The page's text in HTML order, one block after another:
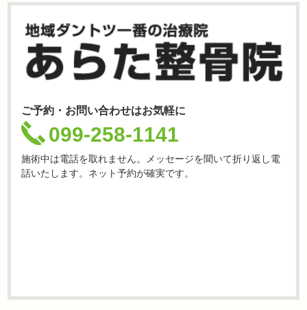
ご予約・お問い合わせはお気軽に
099-258-1141
施術中は電話を取れません。メッセージを聞いて折り返し電
話いたします。ネット予約が確実です。